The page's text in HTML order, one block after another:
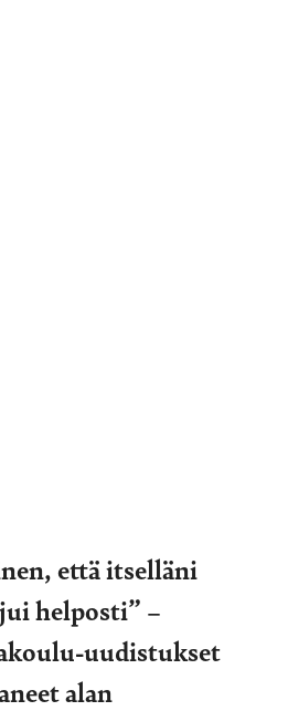
että itselläni
helposti” –
uudistukset
alan